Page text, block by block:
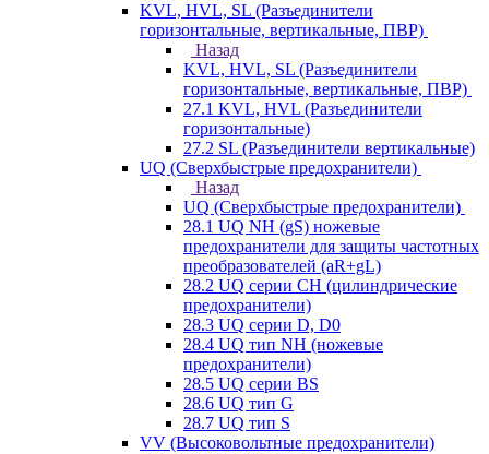
KVL, HVL, SL (Разъединители
горизонтальные, вертикальные, ПВР)
Назад
KVL, HVL, SL (Разъединители
горизонтальные, вертикальные, ПВР)
27.1 KVL, HVL (Разъединители
горизонтальные)
27.2 SL (Разъединители вертикальные)
UQ (Сверхбыстрые предохранители)
Назад
UQ (Сверхбыстрые предохранители)
28.1 UQ NH (gS) ножевые
предохранители для защиты частотных
преобразователей (aR+gL)
28.2 UQ серии CH (цилиндрические
предохранители)
28.3 UQ серии D, D0
28.4 UQ тип NH (ножевые
предохранители)
28.5 UQ серии BS
28.6 UQ тип G
28.7 UQ тип S
VV (Высоковольтные предохранители)